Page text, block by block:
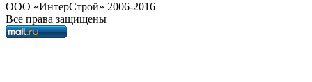
OOO «ИнтерСтрой» 2006-2016
Все права защищены